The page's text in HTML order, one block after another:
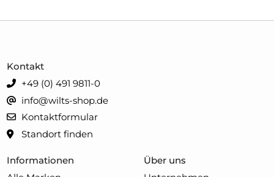
Informationen
Über uns
Kontakt
+49 (0) 491 9811-0
info@wilts-shop.de
Kontaktformular
Standort finden